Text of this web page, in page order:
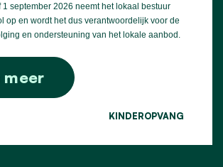
1 september 2026 neemt het lokaal bestuur
op en wordt het dus verantwoordelijk voor de
en ondersteuning van het lokale aanbod.
meer
KINDEROPVANG